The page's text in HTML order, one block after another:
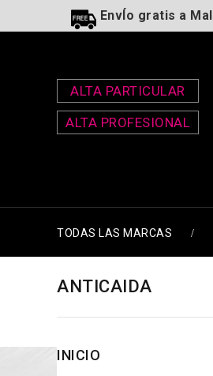
EnvÍo gratis a
ALTA PARTICULAR
ALTA PROFESIONAL
TODAS LAS MARCAS
ANTICAIDA
INICIO